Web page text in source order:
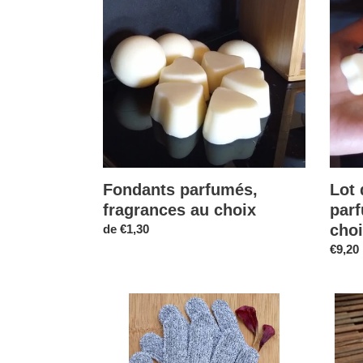
choix
Fondants parfumés,
fragrances au choix
Prix
de €1,30
au
choix
Lot
Prix
€9,20
nature
ultra